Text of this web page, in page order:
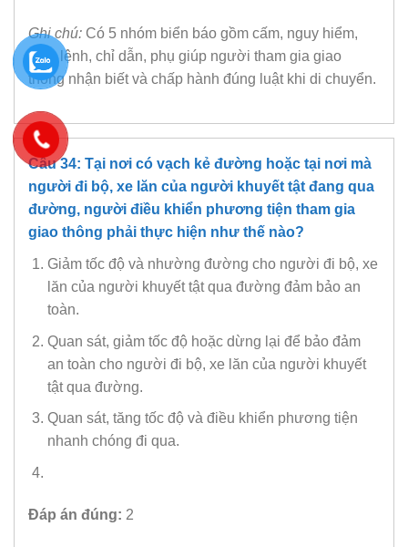
Ghi chú: Có 5 nhóm biển báo gồm cấm, nguy hiểm,
hiệu lệnh, chỉ dẫn, phụ giúp người tham gia giao
thông nhận biết và chấp hành đúng luật khi di chuyển.
Câu 34: Tại nơi có vạch kẻ đường hoặc tại nơi mà
người đi bộ, xe lăn của người khuyết tật đang qua
đường, người điều khiển phương tiện tham gia
giao thông phải thực hiện như thế nào?
Giảm tốc độ và nhường đường cho người đi bộ, xe
lăn của người khuyết tật qua đường đảm bảo an
toàn.
Quan sát, giảm tốc độ hoặc dừng lại để bảo đảm
an toàn cho người đi bộ, xe lăn của người khuyết
tật qua đường.
Quan sát, tăng tốc độ và điều khiển phương tiện
nhanh chóng đi qua.
Đáp án đúng: 2